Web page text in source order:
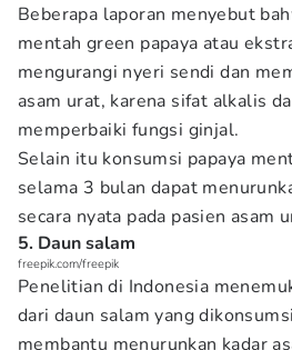
Beberapa laporan menyebut
mentah green papaya atau
mengurangi nyeri sendi dan
asam urat, karena sifat alkalis
memperbaiki fungsi ginjal.
Selain itu konsumsi papaya
selama 3 bulan dapat
secara nyata pada pasien asam
5. Daun salam
freepik.com/freepik
Penelitian di Indonesia
dari daun salam yang
membantu menurunkan kadar